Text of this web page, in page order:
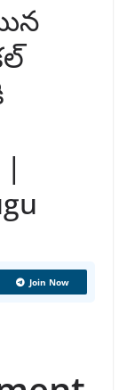
|
Join Now